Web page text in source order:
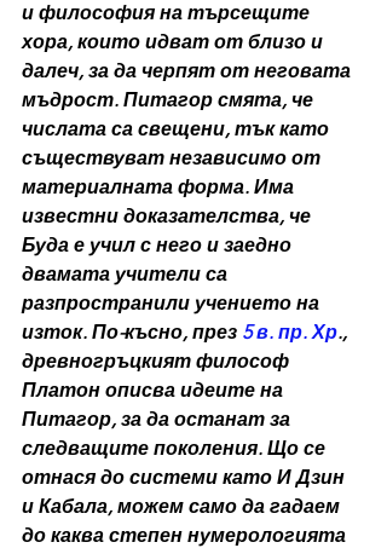
и философия на търсещите
хора, които идват от близо и
далеч, за да черпят от неговата
мъдрост. Питагор смята, че
числата са свещени, тък като
съществуват независимо от
материалната форма. Има
известни доказателства, че
Буда е учил с него и заедно
двамата учители са
разпространили учението на
изток. По-късно, през 5 в. пр. Хр.,
древногръцкият философ
Платон описва идеите на
Питагор, за да останат за
следващите поколения. Що се
отнася до системи като И Дзин
и Кабала, можем само да гадаем
до каква степен нумерологията